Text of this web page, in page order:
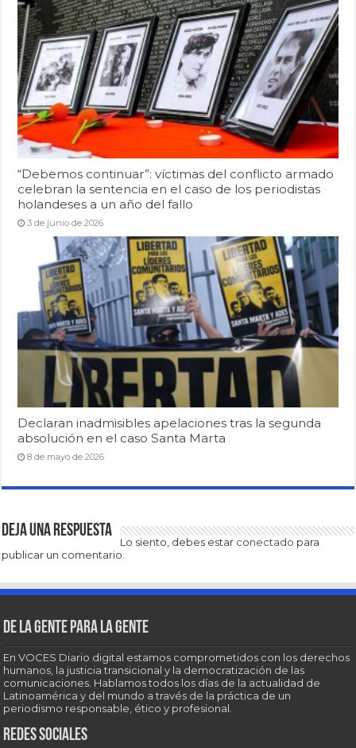
“Debemos continuar”: víctimas del conflicto armado
celebran la sentencia en el caso de los periodistas
holandeses a un año del fallo
3 de junio de 2026
Declaran inadmisibles apelaciones tras la segunda
absolución en el caso Santa Marta
8 de mayo de 2026
Deja una respuesta
Lo siento, debes estar conectado para
publicar un comentario.
De la gente para la gente
En VOCES Diario digital estamos comprometidos con los derechos
humanos, la justicia transicional y la democratización de las
comunicaciones. Hablamos todos los días de la actualidad de
Latinoamérica y del mundo a través de la práctica de un
periodismo responsable, ético y profesional.
Redes sociales